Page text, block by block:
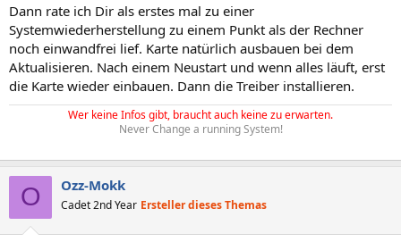
Dann rate ich Dir als erstes mal zu einer
Systemwiederherstellung zu einem Punkt als der Rechner
noch einwandfrei lief. Karte natürlich ausbauen bei dem
Aktualisieren. Nach einem Neustart und wenn alles läuft, erst
die Karte wieder einbauen. Dann die Treiber installieren.
Wer keine Infos gibt, braucht auch keine zu erwarten.
Never Change a running System!
O Ozz-Mokk
Cadet 2nd Year Ersteller dieses Themas